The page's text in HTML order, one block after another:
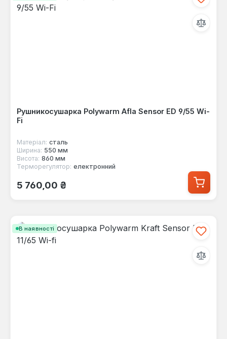
Рушникосушарка Polywarm Afla Sensor ED 9/55 Wi-
Fi
Матеріал: сталь
Ширина: 550 мм
Висота: 860 мм
Терморегулятор: електронний
Звичайна ціна:
5 760,00 ₴
В наявності